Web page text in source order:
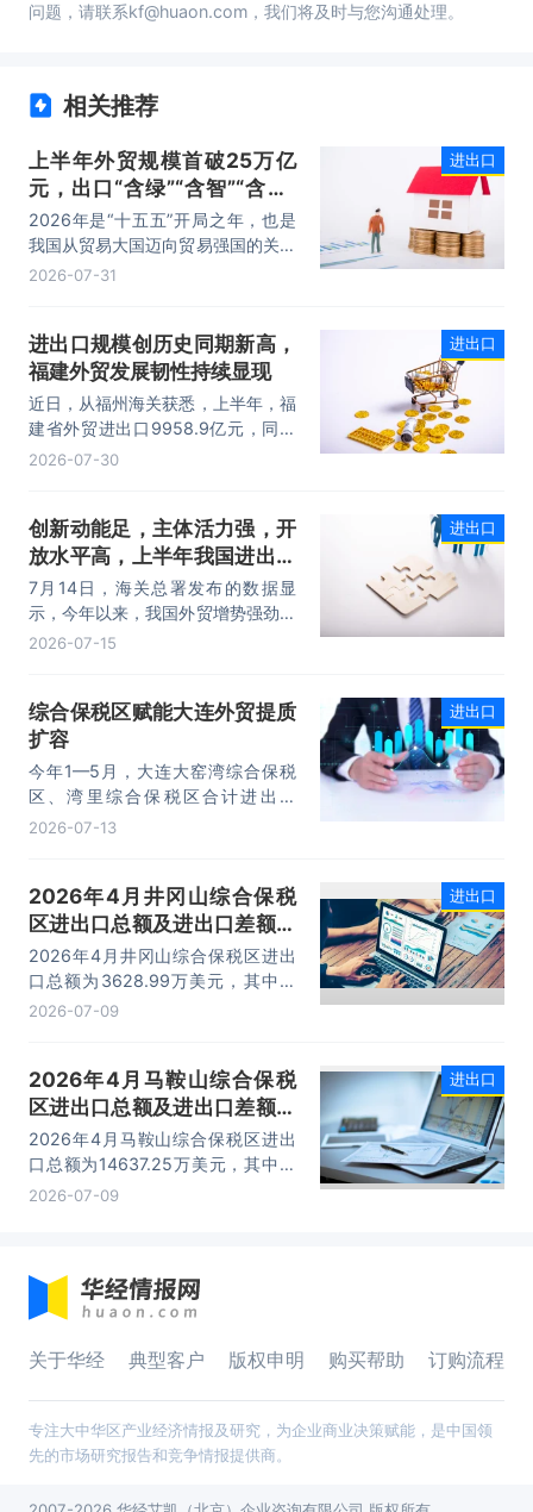
问题，请联系kf@huaon.com，我们将及时与您沟通处理。
相关推荐
上半年外贸规模首破25万亿
元，出口“含绿”“含智”“含新”
量稳步攀升
2026年是“十五五”开局之年，也是
我国从贸易大国迈向贸易强国的关键
时期。上半年，我国进出口规模历史
品为代表的高附加值产品出口占比显
著提升，成为外贸提质增效的核心引
擎，为加快建设贸易强国注入了强劲
动力。
2026-07-31
进出口
进出口规模创历史同期新高，
福建外贸发展韧性持续显现
近日，从福州海关获悉，上半年，福
建省外贸进出口9958.9亿元，同比
增长8.2%。其中，出口5740.1亿
进口规模均创历史同期新高，外贸运
行呈现“稳中有进，进中提质”的良好
态势。
2026-07-30
进出口
创新动能足，主体活力强，开
放水平高，上半年我国进出口
规模首次突破25万亿元
7月14日，海关总署发布的数据显
示，今年以来，我国外贸增势强劲、
走势稳健。据海关统计，今年上半
14.73万亿元，增长13.4%，进口
10.74万亿元，增长22.1%。
2026-07-15
进出口
综合保税区赋能大连外贸提质
扩容
今年1—5月，大连大窑湾综合保税
区、湾里综合保税区合计进出口
332.22亿元，同比增长21%，占大
台。
2026-07-13
进出口
2026年4月井冈山综合保税
区进出口总额及进出口差额统
计分析
2026年4月井冈山综合保税区进出
口总额为3628.99万美元，其中：
出口额为1562.95万美元，进口额为
2026-07-09
进出口
2026年4月马鞍山综合保税
区进出口总额及进出口差额统
计分析
2026年4月马鞍山综合保税区进出
口总额为14637.25万美元，其中：
出口额为14365.71万美元，进口额
2026-07-09
进出口
关于华经 典型客户 版权申明 购买帮助 订购流程
专注大中华区产业经济情报及研究，为企业商业决策赋能，是中国领
先的市场研究报告和竞争情报提供商。